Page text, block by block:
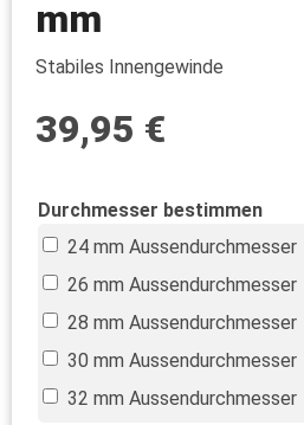
mm
Stabiles Innengewinde
39,95 €
Durchmesser bestimmen
24 mm Aussendurchmesser
26 mm Aussendurchmesser
28 mm Aussendurchmesser
30 mm Aussendurchmesser
32 mm Aussendurchmesser